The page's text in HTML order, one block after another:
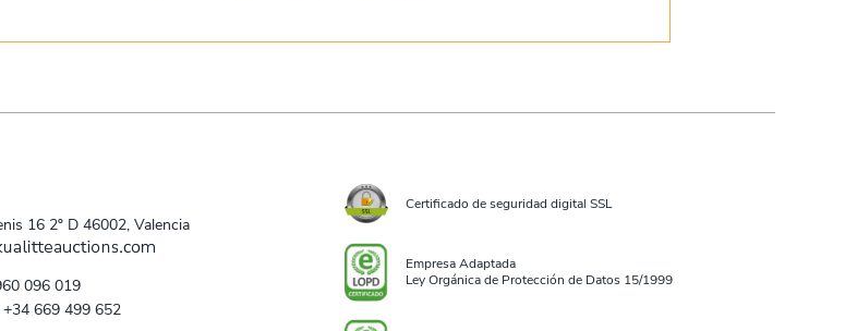
16 2º D 46002, Valencia
096 019
+34 669 499 652
Certificado de seguridad digital SSL
Empresa Adaptada
Ley Orgánica de Protección de Datos 15/1999